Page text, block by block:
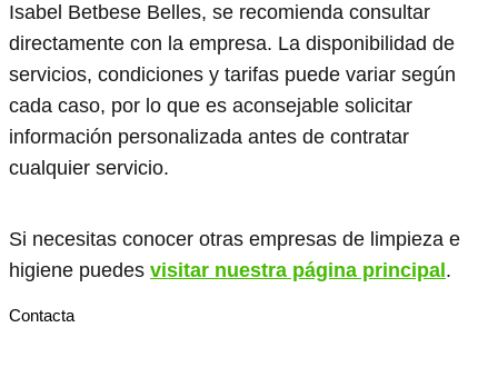
Isabel Betbese Belles, se recomienda consultar
directamente con la empresa. La disponibilidad de
servicios, condiciones y tarifas puede variar según
cada caso, por lo que es aconsejable solicitar
información personalizada antes de contratar
cualquier servicio.
Si necesitas conocer otras empresas de limpieza e
higiene puedes visitar nuestra página principal .
Contacta